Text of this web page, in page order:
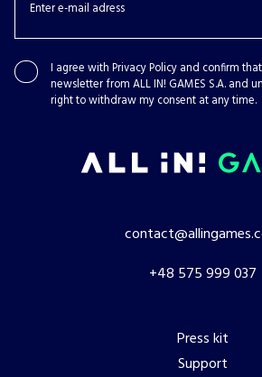
I agree with Privacy Policy and confirm
newsletter from ALL IN! GAMES S.A. and
right to withdraw my consent at any time.
+48 575 999 037
Press kit
Support